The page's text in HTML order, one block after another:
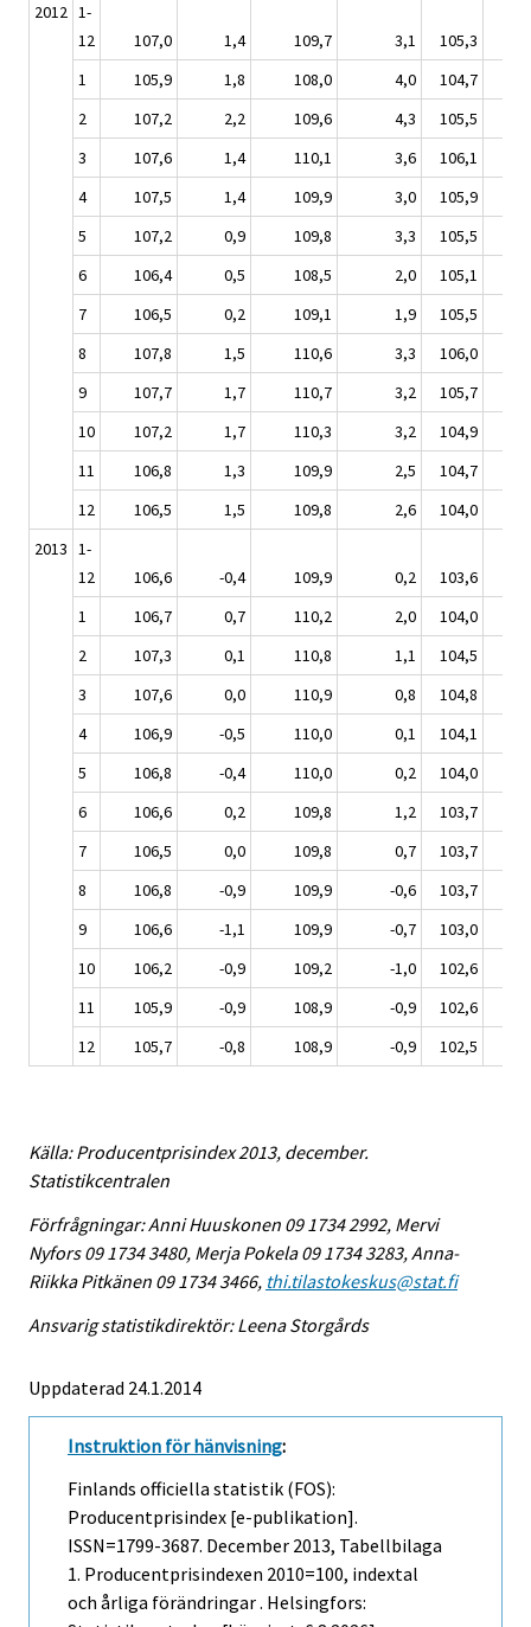
2012 1-
12
107,0 1,4 109,7 3,1 105,3
1
105,9 1,8 108,0 4,0 104,7
2
107,2 2,2 109,6 4,3 105,5
3
107,6 1,4 110,1 3,6 106,1
4
107,5 1,4 109,9 3,0 105,9
5
107,2 0,9 109,8 3,3 105,5
6
106,4 0,5 108,5 2,0 105,1
7
106,5 0,2 109,1 1,9 105,5
8
107,8 1,5 110,6 3,3 106,0
9
107,7 1,7 110,7 3,2 105,7
10
107,2 1,7 110,3 3,2 104,9
11
106,8 1,3 109,9 2,5 104,7
12
106,5 1,5 109,8 2,6 104,0
2013 1-
12
106,6 -0,4 109,9 0,2 103,6
1
106,7 0,7 110,2 2,0 104,0
2
107,3 0,1 110,8 1,1 104,5
3
107,6 0,0 110,9 0,8 104,8
4
106,9 -0,5 110,0 0,1 104,1
5
106,8 -0,4 110,0 0,2 104,0
6
106,6 0,2 109,8 1,2 103,7
7
106,5 0,0 109,8 0,7 103,7
8
106,8 -0,9 109,9 -0,6 103,7
9
106,6 -1,1 109,9 -0,7 103,0
10
106,2 -0,9 109,2 -1,0 102,6
11
105,9 -0,9 108,9 -0,9 102,6
12
105,7 -0,8 108,9 -0,9 102,5
Källa: Producentprisindex 2013, december.
Statistikcentralen
Förfrågningar: Anni Huuskonen 09 1734 2992, Mervi
Nyfors 09 1734 3480, Merja Pokela 09 1734 3283, Anna-
Riikka Pitkänen 09 1734 3466, thi.tilastokeskus@stat.fi
Ansvarig statistikdirektör: Leena Storgårds
Uppdaterad 24.1.2014
Instruktion för hänvisning:
Finlands officiella statistik (FOS):
Producentprisindex [e-publikation].
ISSN=1799-3687. December 2013, Tabellbilaga
1. Producentprisindexen 2010=100, indextal
och årliga förändringar . Helsingfors: